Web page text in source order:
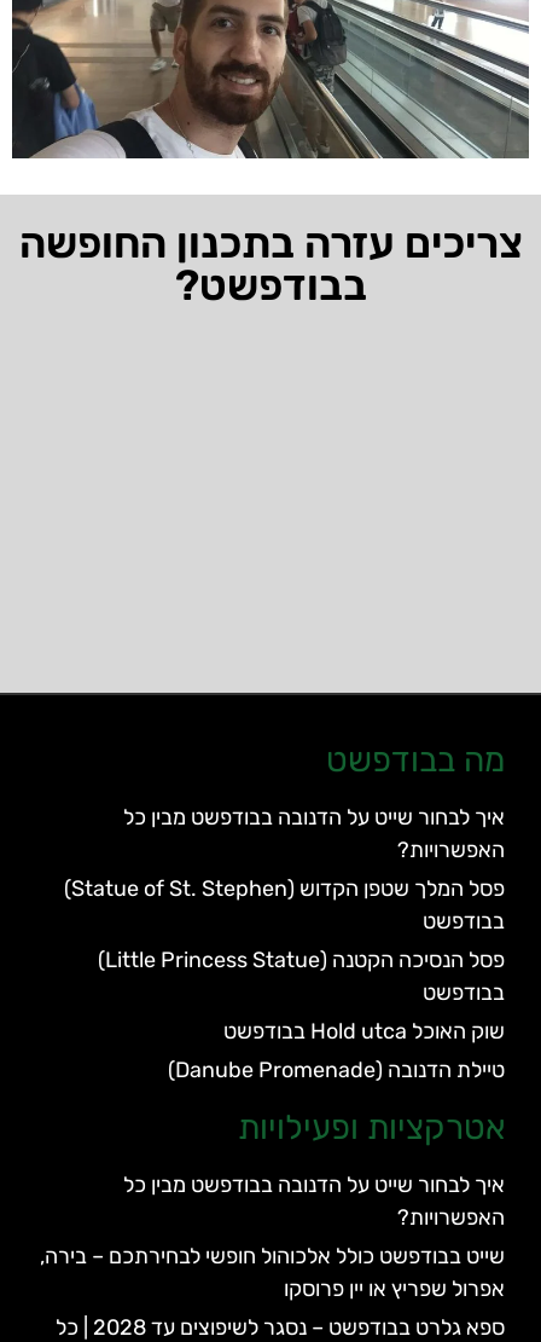
צריכים עזרה בתכנון החופשה
בבודפשט?
מה בבודפשט
איך לבחור שייט על הדנובה בבודפשט מבין כל
האפשרויות?
פסל המלך שטפן הקדוש (Statue of St. Stephen)
בבודפשט
פסל הנסיכה הקטנה (Little Princess Statue)
בבודפשט
שוק האוכל Hold utca בבודפשט
טיילת הדנובה (Danube Promenade)
אטרקציות ופעילויות
איך לבחור שייט על הדנובה בבודפשט מבין כל
האפשרויות?
שייט בבודפשט כולל אלכוהול חופשי לבחירתכם – בירה,
אפרול שפריץ או יין פרוסקו
ספא גלרט בבודפשט – נסגר לשיפוצים עד 2028 | כל